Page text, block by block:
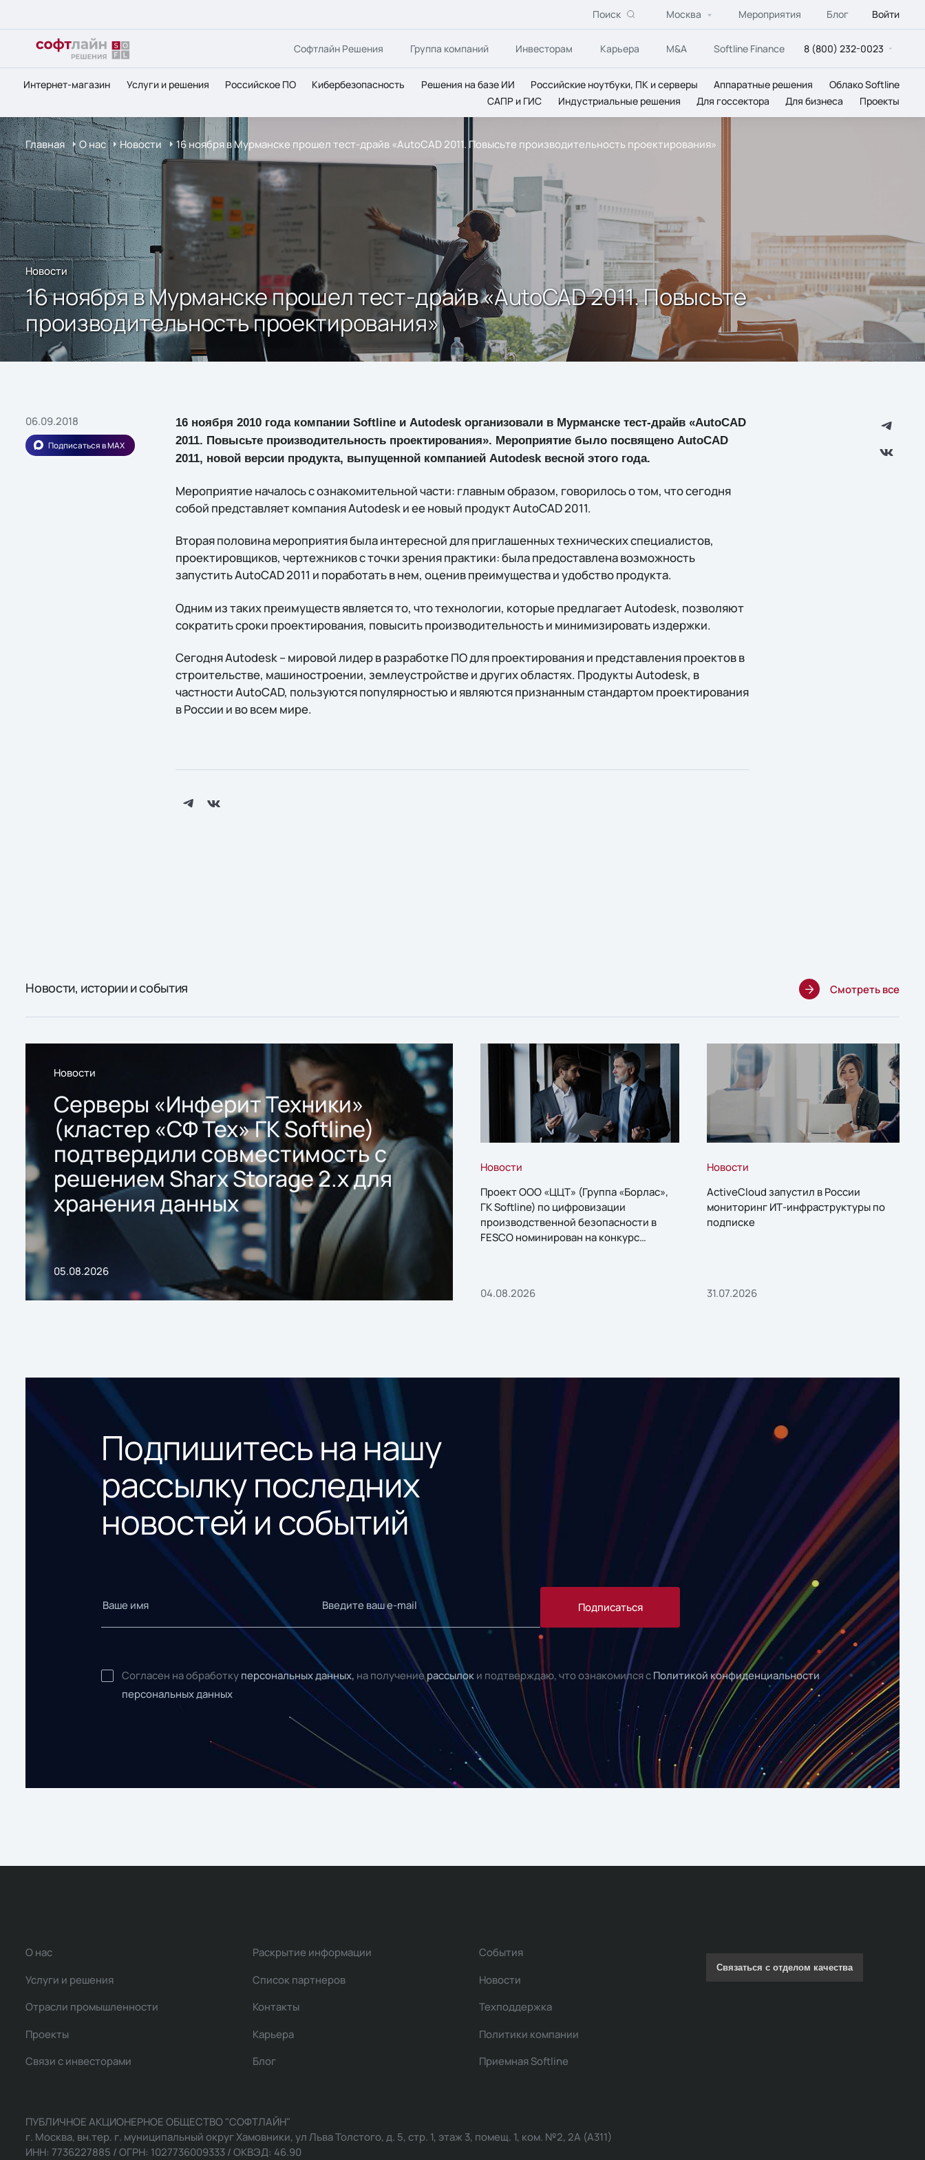
Поиск Москва Мероприятия Блог Войти
Софтлайн Решения Группа компаний Инвесторам Карьера M&A Softline Finance 8 (800) 232-0023
Интернет-магазин Услуги и решения Российское ПО Кибербезопасность Решения на базе ИИ Российские ноутбуки, ПК и серверы Аппаратные решения
Облако Softline
САПР и ГИС
Индустриальные решения Для госсектора Для бизнеса Проекты
Главная О нас Новости 16 ноября в Мурманске прошел тест-драйв «AutoCAD 2011. Повысьте производительность проектирования»
Новости
16 ноября в Мурманске прошел тест-драйв «AutoCAD 2011. Повысьте
производительность проектирования»
06.09.2018
Подписаться в MAX
16 ноября 2010 года компании Softline и Autodesk организовали в Мурманске тест-драйв «AutoCAD
2011. Повысьте производительность проектирования». Мероприятие было посвящено AutoCAD
2011, новой версии продукта, выпущенной компанией Autodesk весной этого года.
Мероприятие началось с ознакомительной части: главным образом, говорилось о том, что сегодня
собой представляет компания Autodesk и ее новый продукт AutoCAD 2011.
Вторая половина мероприятия была интересной для приглашенных технических специалистов,
проектировщиков, чертежников с точки зрения практики: была предоставлена возможность
запустить AutoCAD 2011 и поработать в нем, оценив преимущества и удобство продукта.
Одним из таких преимуществ является то, что технологии, которые предлагает Autodesk, позволяют
сократить сроки проектирования, повысить производительность и минимизировать издержки.
Сегодня Autodesk – мировой лидер в разработке ПО для проектирования и представления проектов в
строительстве, машиностроении, землеустройстве и других областях. Продукты Autodesk, в
частности AutoCAD, пользуются популярностью и являются признанным стандартом проектирования
в России и во всем мире.
Новости, истории и события Смотреть все
Новости
Серверы «Инферит Техники»
(кластер «СФ Тех» ГК Softline)
подтвердили совместимость с
решением Sharx Storage 2.x для
хранения данных
05.08.2026
Новости
Проект ООО «ЦЦТ» (Группа «Борлас»,
ГК Softline) по цифровизации
производственной безопасности в
FESCO номинирован на конкурс
04.08.2026
Новости
ActiveCloud запустил в России
мониторинг ИТ-инфраструктуры по
подписке
31.07.2026
Подпишитесь на нашу
рассылку последних
новостей и событий
Подписаться
Согласен на обработку персональных данных, на получениерассылок и подтверждаю, что ознакомился с Политикой конфиденциальности
персональных данных
О нас
Услуги и решения
Отрасли промышленности
Проекты
Связи с инвесторами
Раскрытие информации
Список партнеров
Контакты
Карьера
Блог
События
Новости
Техподдержка
Политики компании
Приемная Softline
Связаться с отделом качества
ПУБЛИЧНОЕ АКЦИОНЕРНОЕ ОБЩЕСТВО "СОФТЛАЙН"
г. Москва, вн.тер. г. муниципальный округ Хамовники, ул Льва Толстого, д. 5, стр. 1, этаж 3, помещ. 1, ком. №2, 2А (А311)
ИНН: 7736227885 / ОГРН: 1027736009333 / ОКВЭД: 46.90